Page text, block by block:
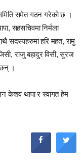
समेत गठन गरेको छ ।
सहसचिवमा निर्मला
सदस्यहरुमा हरि महत, रामु
राजु बहादुर विसी, सुरज
।
केशव थापा र स्वागत हेम